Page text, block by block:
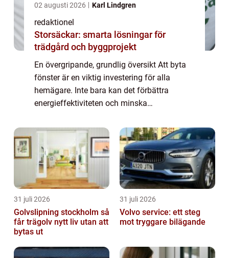
02 augusti 2026 Karl Lindgren
redaktionel
Storsäckar: smarta lösningar för
trädgård och byggprojekt
En övergripande, grundlig översikt Att byta
fönster är en viktig investering för alla
hemägare. Inte bara kan det förbättra
energieffektiviteten och minska
uppgradering till ditt hem. Men vad kostar
31 juli 2026
Golvslipning stockholm så
får trägolv nytt liv utan att
bytas ut
31 juli 2026
Volvo service: ett steg
mot tryggare bilägande